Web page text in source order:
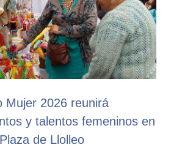
Mujer 2026 reunirá
y talentos femeninos en
Plaza de Llolleo